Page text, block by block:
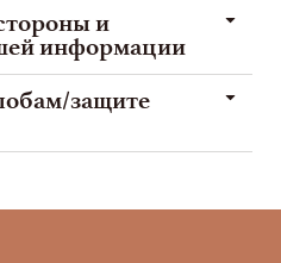
и
информации
защите